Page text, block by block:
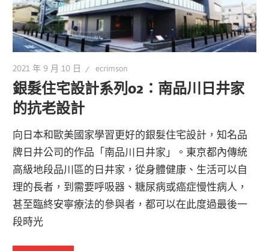
2021 年 9 月 10 日 ecrimson
銀髮住宅設計系列02：南品川日井家
的抗老設計
向日本和歐美國家學習更好的銀髮住宅設計，知名品
牌日井公司的作品「南品川日井家」。東京都內傳統
高級地段品川區的日井家，從身體健康、生活可以自
理的長者，到需要呼吸器、糖尿病或癌症慢性病人，
甚至臨終安寧療法的參與者，都可以在此度過最後一
段時光